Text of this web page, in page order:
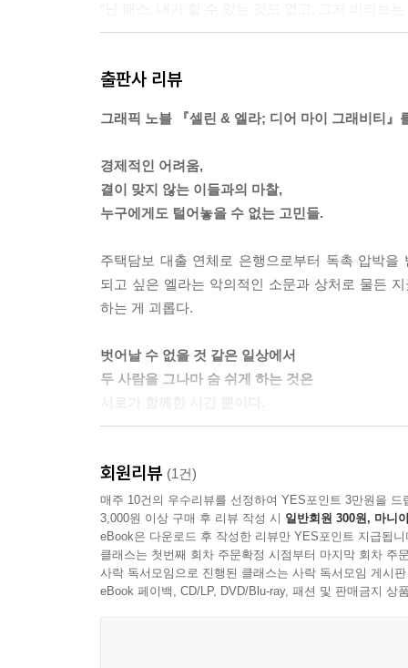
도, 멈출 수 없는 그런 상태가 되거든. 그때는 이미
감당할 수 없게 어두운 무언가를 꺼내 놓으면 사람
“말하고 나니까 넘 좋다! 걱정했었는데….” “왜 걱정
“응. 그 마음 나도 알 것 같아.”
--- p. 149
출판사 리뷰
그래픽 노블 『셀린 & 엘라; 디어 마이 그래비티』
경제적인 어려움,
결이 맞지 않는 이들과의 마찰,
누구에게도 털어놓을 수 없는 고민들.
주택담보 대출 연체로 은행으로부터 독촉 압박
되고 싶은 엘라는 악의적인 소문과 상처로 물든
하는 게 괴롭다.
벗어날 수 없을 것 같은 일상에서
두 사람을 그나마 숨 쉬게 하는 것은
것이 두려워 타인과 친밀한 사이가 되는 것을 꺼
빚을 갚으며 사느니 하루라도 빨리 독립하는 것
버리고 떠나 돌아오지 못한 곳이기도 하다. 타인
엘라는 셀린을 만나기 전까지는 동성에게 연애
열고 낄낄대는 게 고작 반사신경 따위나 배우자고
회원리뷰 (1건)
매주 10건의 우수리뷰를 선정하여 YES포인트 3만원을 드
3,000원 이상 구매 후 리뷰 작성 시 일반회원 300원, 마니
eBook은 다운로드 후 작성한 리뷰만 YES포인트 지급됩니
클래스는 첫번째 회차 주문확정 시점부터 마지막 회차 주
사락 독서모임으로 진행된 클래스는 사락 독서모임 게시
eBook 페이백, CD/LP, DVD/Blu-ray, 패션 및 판매금지 상